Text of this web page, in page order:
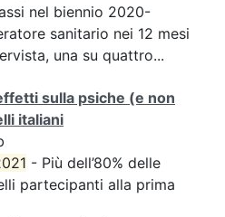
nel biennio 2020-
sanitario nei 12 mesi
una su quattro...
sulla psiche (e non
italiani
- Più dell’80% delle
partecipanti alla prima